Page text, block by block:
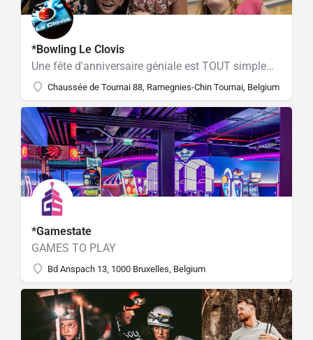
*Bowling Le Clovis
Une fête d'anniversaire géniale est TOUT simplement essentielle !​
Chaussée de Tournai 88, Ramegnies-Chin Tournai, Belgium
*Gamestate
GAMES TO PLAY
Bd Anspach 13, 1000 Bruxelles, Belgium